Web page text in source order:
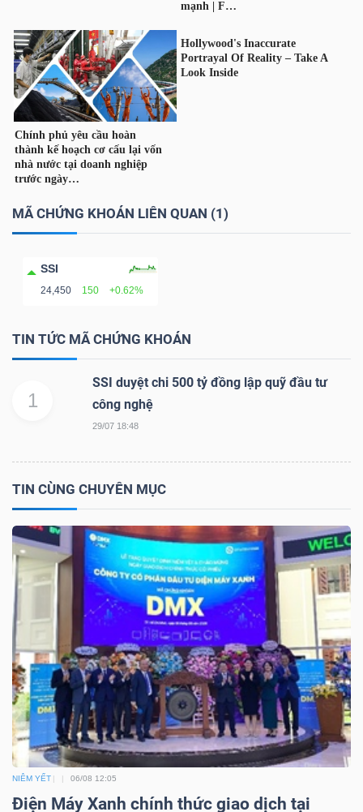
MÃ CHỨNG KHOÁN LIÊN QUAN (1)
SSI
24,450 150 +0.62%
TIN TỨC MÃ CHỨNG KHOÁN
1
SSI duyệt chi 500 tỷ đồng lập quỹ đầu tư
công nghệ
29/07 18:48
TIN CÙNG CHUYÊN MỤC
NIÊM YẾT 06/08 12:05
Điện Máy Xanh chính thức giao dịch tại
TÀI
CHÍNH
CÁ
NHÂN
VIETSTOCKFINANCE
MÔ
DOANH
NGHIỆP
PHIẾU
PHÁI
SINH